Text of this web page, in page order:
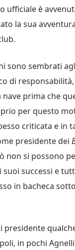
ufficiale è
la sua
sono sembrati
di
prima che
per questo
criticata e in
presidente dei
non si possono
successi e
in bacheca
presidente
in pochi